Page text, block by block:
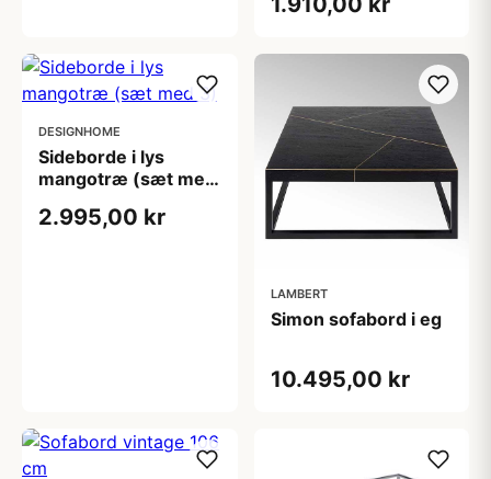
cm)
DESIGNHOME
Sideborde i lys
mangotræ (sæt med
2.995,00 kr
LAMBERT
Simon sofabord i eg
10.495,00 kr